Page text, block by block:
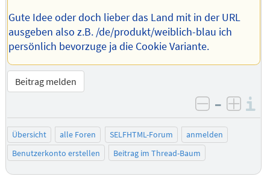
Gute Idee oder doch lieber das Land mit in der URL
ausgeben also z.B. /de/produkt/weiblich-blau ich
persönlich bevorzuge ja die Cookie Variante.
Beitrag melden
negativ
–
Übersicht alle Foren SELFHTML-Forum
anmelden
Benutzerkonto erstellen
Beitrag im Thread-Baum